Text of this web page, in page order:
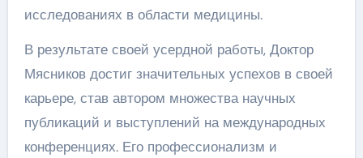
исследованиях в области медицины.
В результате своей усердной работы, Доктор
Мясников достиг значительных успехов в своей
карьере, став автором множества научных
публикаций и выступлений на международных
конференциях. Его профессионализм и